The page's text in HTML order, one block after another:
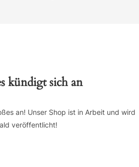
kündigt sich an
an! Unser Shop ist in Arbeit und wird
veröffentlicht!